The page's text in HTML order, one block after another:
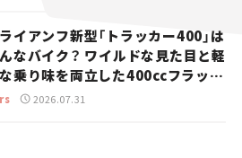
イアンフ新型「トラッカー400」は
なバイク？ ワイルドな見た目と軽
乗り味を両立した400ccフラット
ッカー【試乗レビュー】
2026.07.31